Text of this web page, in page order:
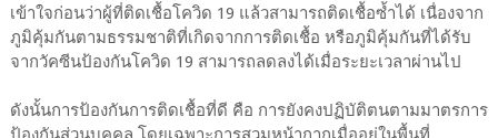
เข้าใจก่อนว่าผู้ที่ติดเชื้อโควิด 19 แล้วสามารถติดเชื้อซ้ำได้ เนื่องจาก
ภูมิคุ้มกันตามธรรมชาติที่เกิดจากการติดเชื้อ หรือภูมิคุ้มกันที่ได้รับ
จากวัคซีนป้องกันโควิด 19 สามารถลดลงได้เมื่อระยะเวลาผ่านไป
ดังนั้นการป้องกันการติดเชื้อที่ดี คือ การยังคงปฏิบัติตนตามมาตรการ